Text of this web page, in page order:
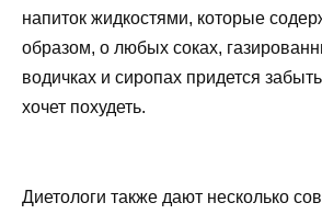
напиток жидкостями, которые
образом, о любых соках,
водичках и сиропах придется
хочет похудеть.
Диетологи также дают несколько